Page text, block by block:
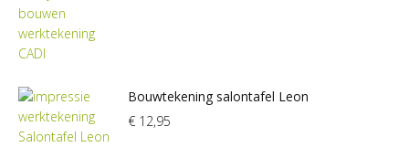
Bouwtekening salontafel Leon
€ 12,95